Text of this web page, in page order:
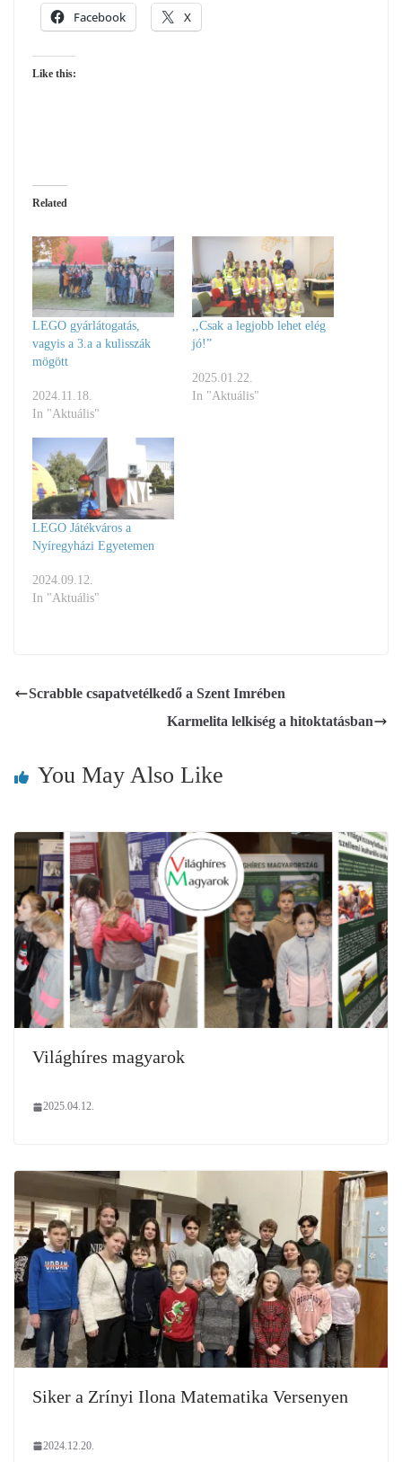
Facebook X
Like this:
Related
LEGO gyárlátogatás,
vagyis a 3.a a kulisszák
mögött
2024.11.18.
In "Aktuális"
,,Csak a legjobb lehet elég
jó!”
2025.01.22.
In "Aktuális"
LEGO Játékváros a
Nyíregyházi Egyetemen
2024.09.12.
In "Aktuális"
Scrabble csapatvetélkedő a Szent Imrében
Karmelita lelkiség a hitoktatásban
You May Also Like
Világhíres magyarok
2025.04.12.
Siker a Zrínyi Ilona Matematika Versenyen
2024.12.20.